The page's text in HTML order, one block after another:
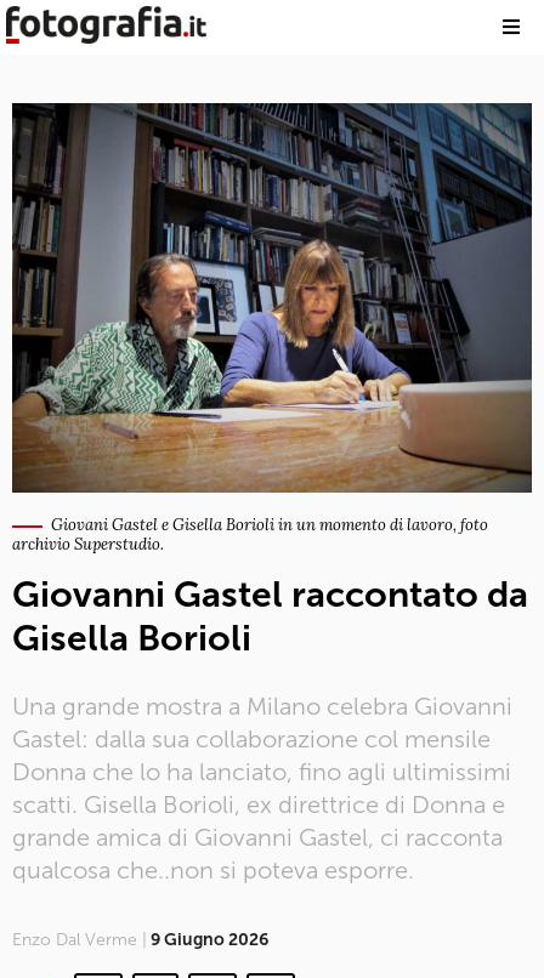
Giovani Gastel e Gisella Borioli in un momento di lavoro, foto
archivio Superstudio.
Giovanni Gastel raccontato da
Gisella Borioli
Una grande mostra a Milano celebra Giovanni
Gastel: dalla sua collaborazione col mensile
Donna che lo ha lanciato, fino agli ultimissimi
scatti. Gisella Borioli, ex direttrice di Donna e
grande amica di Giovanni Gastel, ci racconta
qualcosa che..non si poteva esporre.
Enzo Dal Verme | 9 Giugno 2026